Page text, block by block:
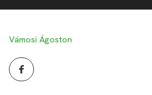
Vámosi Ágoston